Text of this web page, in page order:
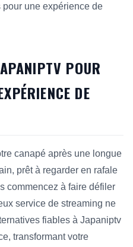
une expérience de
POUR
DE
canapé après une longue
prêt à regarder en rafale
commencez à faire défiler
service de streaming ne
fiables à Japaniptv
transformant votre